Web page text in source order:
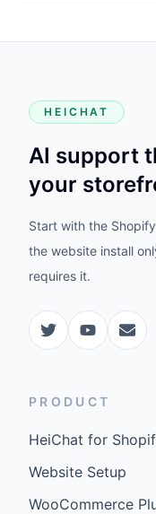
HEICHAT
AI support
your
Start with the
the website install
requires it.
PRODUCT
HeiChat for
Website Setup
WooCommerce